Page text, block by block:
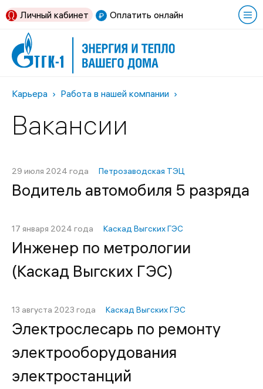
Оплатить онлайн
Личный кабинет
Карьера Работа в нашей компании
Вакансии
29 июля 2024 года Петрозаводская ТЭЦ
Водитель автомобиля 5 разряда
17 января 2024 года Каскад Выгских ГЭС
Инженер по метрологии
(Каскад Выгских ГЭС)
13 августа 2023 года Каскад Выгских ГЭС
Электрослесарь по ремонту
электрооборудования
электростанций